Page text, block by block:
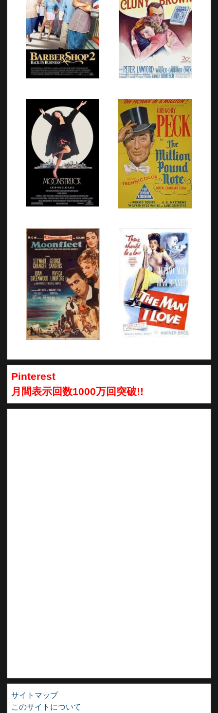
Pinterest
月間表示回数1000万回突破!!
サイトマップ
このサイトについて